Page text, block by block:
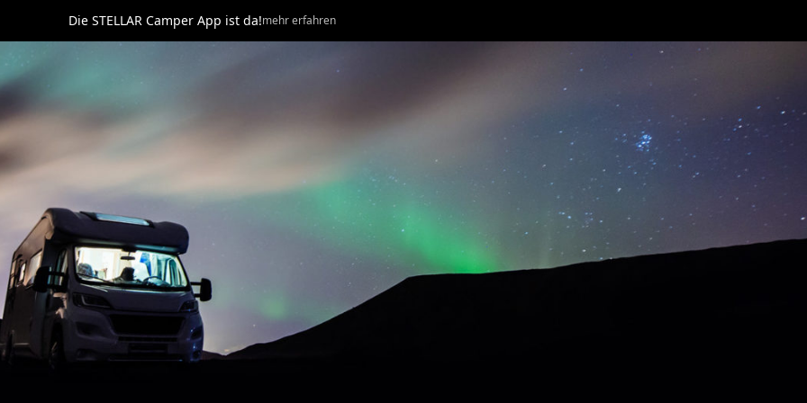
Die STELLAR Camper App ist da!mehr erfahren
Marken Zubehör Unternehmen